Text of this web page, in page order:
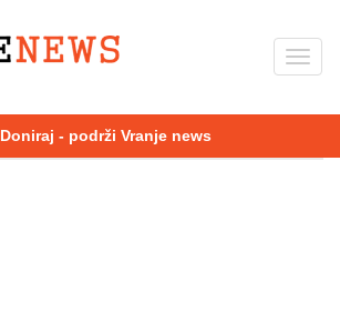
Doniraj - podrži Vranje news